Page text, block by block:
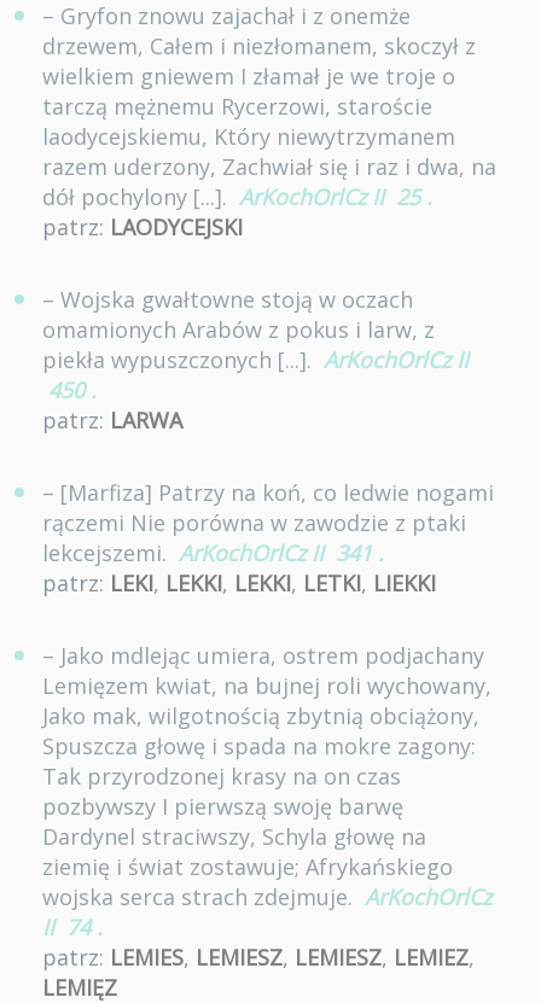
– Gryfon znowu zajachał i z onemże
drzewem, Całem i niezłomanem, skoczył z
wielkiem gniewem I złamał je we troje o
tarczą mężnemu Rycerzowi, staroście
laodycejskiemu, Który niewytrzymanem
razem uderzony, Zachwiał się i raz i dwa, na
dół pochylony [...]. ArKochOrlCz II 25 .
patrz: LAODYCEJSKI
– Wojska gwałtowne stoją w oczach
omamionych Arabów z pokus i larw, z
piekła wypuszczonych [...]. ArKochOrlCz II
450 .
patrz: LARWA
– [Marfiza] Patrzy na koń, co ledwie nogami
rączemi Nie porówna w zawodzie z ptaki
lekcejszemi. ArKochOrlCz II 341 .
patrz: LEKI, LEKKI, LEKKI, LETKI, LIEKKI
– Jako mdlejąc umiera, ostrem podjachany
Lemięzem kwiat, na bujnej roli wychowany,
Jako mak, wilgotnością zbytnią obciążony,
Spuszcza głowę i spada na mokre zagony:
Tak przyrodzonej krasy na on czas
pozbywszy I pierwszą swoję barwę
Dardynel straciwszy, Schyla głowę na
ziemię i świat zostawuje; Afrykańskiego
wojska serca strach zdejmuje. ArKochOrlCz
II 74 .
patrz: LEMIES, LEMIESZ, LEMIESZ, LEMIEZ,
LEMIĘZ